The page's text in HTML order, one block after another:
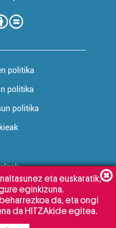
politika
politika
politika
eta euskaratik,
eginkizuna.
da, eta ongi
da HITZAkide egitea.